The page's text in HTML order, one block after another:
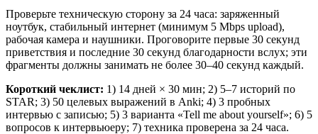
Проверьте техническую сторону за 24 часа: заряженный
ноутбук, стабильный интернет (минимум 5 Mbps upload),
рабочая камера и наушники. Проговорите первые 30 секунд
приветствия и последние 30 секунд благодарности вслух; эти
фрагменты должны занимать не более 30–40 секунд каждый.
Короткий чеклист: 1) 14 дней × 30 мин; 2) 5–7 историй по
STAR; 3) 50 целевых выражений в Anki; 4) 3 пробных
интервью с записью; 5) 3 варианта «Tell me about yourself»; 6) 5
вопросов к интервьюеру; 7) техника проверена за 24 часа.